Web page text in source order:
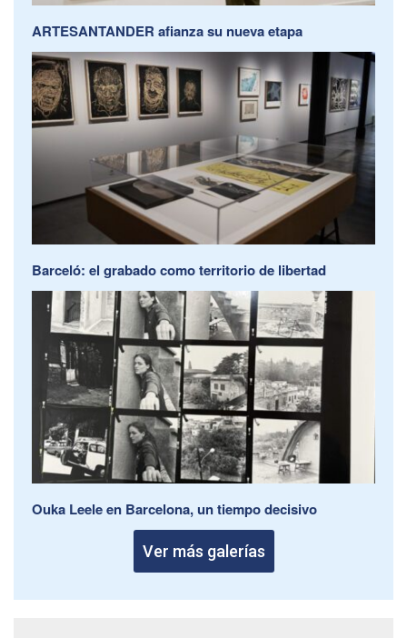
ARTESANTANDER afianza su nueva etapa
Barceló: el grabado como territorio de libertad
Ouka Leele en Barcelona, un tiempo decisivo
Ver más galerías